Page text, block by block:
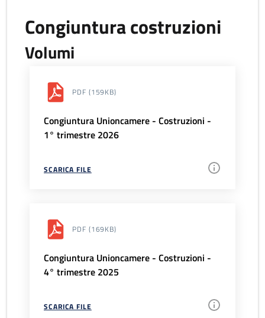
Congiuntura costruzioni
Volumi
PDF (159KB)
Congiuntura Unioncamere - Costruzioni -
1° trimestre 2026
SCARICA FILE
PDF (169KB)
Congiuntura Unioncamere - Costruzioni -
4° trimestre 2025
SCARICA FILE